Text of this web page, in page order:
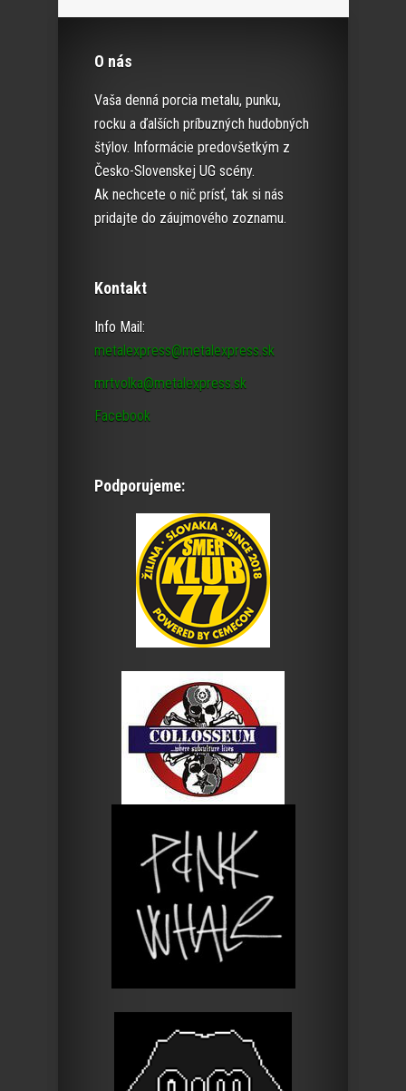
O nás
Vaša denná porcia metalu, punku,
rocku a ďalších príbuzných hudobných
štýlov. Informácie predovšetkým z
Česko-Slovenskej UG scény.
Ak nechcete o nič prísť, tak si nás
pridajte do záujmového zoznamu.
Kontakt
Info Mail:
metalexpress@metalexpress.sk
mrtvolka@metalexpress.sk
Facebook
Podporujeme: